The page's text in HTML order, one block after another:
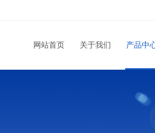
网站首页 关于我们 产品中